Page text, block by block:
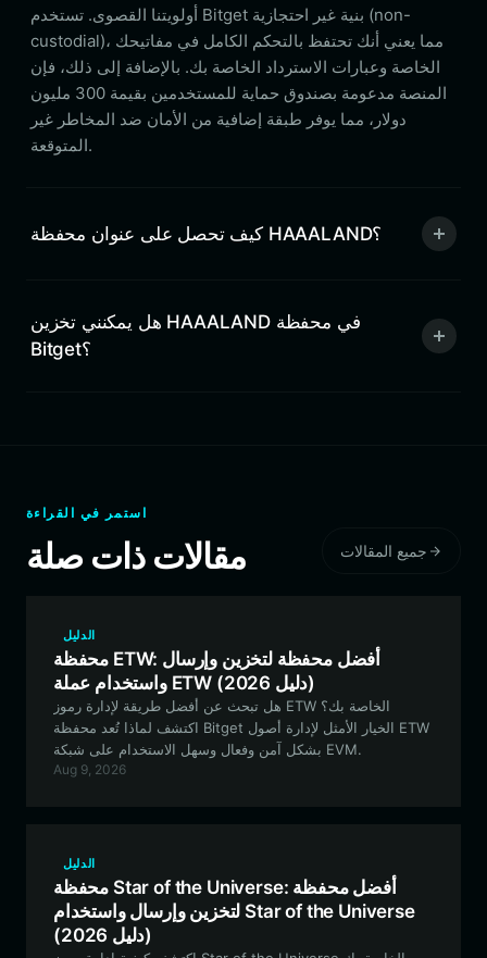
أولويتنا القصوى. تستخدم Bitget بنية غير احتجازية (non-
custodial)، مما يعني أنك تحتفظ بالتحكم الكامل في مفاتيحك
الخاصة وعبارات الاسترداد الخاصة بك. بالإضافة إلى ذلك، فإن
المنصة مدعومة بصندوق حماية للمستخدمين بقيمة 300 مليون
دولار، مما يوفر طبقة إضافية من الأمان ضد المخاطر غير
المتوقعة.
كيف تحصل على عنوان محفظة HAAALAND؟
هل يمكنني تخزين HAAALAND في محفظة
Bitget؟
استمر في القراءة
مقالات ذات صلة جميع المقالات
الدليل
محفظة ETW: أفضل محفظة لتخزين وإرسال
واستخدام عملة ETW (دليل 2026)
هل تبحث عن أفضل طريقة لإدارة رموز ETW الخاصة بك؟
اكتشف لماذا تُعد محفظة Bitget الخيار الأمثل لإدارة أصول ETW
بشكل آمن وفعال وسهل الاستخدام على شبكة EVM.
Aug 9, 2026
الدليل
محفظة Star of the Universe: أفضل محفظة
لتخزين وإرسال واستخدام Star of the Universe
(دليل 2026)